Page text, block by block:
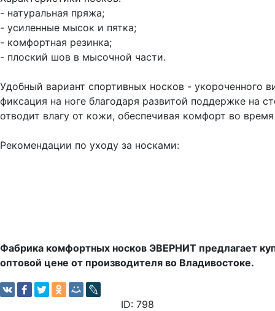
- натуральная пряжа;
- усиленные мысок и пятка;
- комфортная резинка;
- плоский шов в мысочной части.
Удобный вариант спортивных носков - укороченного
фиксация на ноге благодаря развитой поддержке на
отводит влагу от кожи, обеспечивая комфорт во
Рекомендации по уходу за носками:
Фабрика комфортных носков ЭВЕРНИТ предлагает
оптовой цене от производителя во Владивостоке.
ID: 798